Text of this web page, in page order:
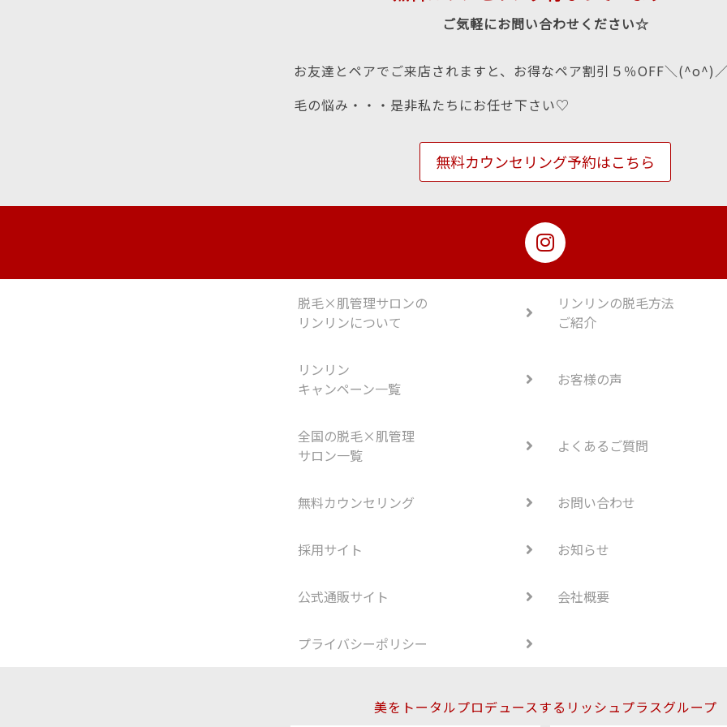
ご気軽にお問い合わせください☆
お友達とペアでご来店されますと、お得なペア割引５％OFF＼(^o^)
毛の悩み・・・是非私たちにお任せ下さい♡
無料カウンセリング予約はこちら
脱毛×肌管理サロンの
リンリンについて
リンリンの脱毛方法
ご紹介
リンリン
キャンペーン一覧
お客様の声
全国の脱毛×肌管理
サロン一覧
よくあるご質問
無料カウンセリング お問い合わせ
採用サイト お知らせ
公式通販サイト 会社概要
プライバシーポリシー
美をトータルプロデュースするリッシュプラスグループ